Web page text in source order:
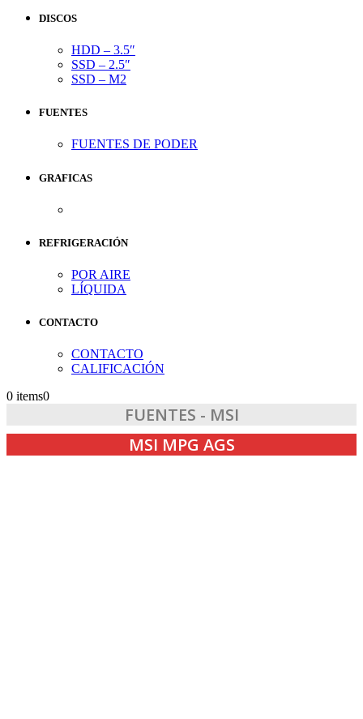
DISCOS
HDD – 3.5″
SSD – 2.5″
SSD – M2
FUENTES
FUENTES DE PODER
GRAFICAS
REFRIGERACIÓN
POR AIRE
LÍQUIDA
CONTACTO
CONTACTO
CALIFICACIÓN
0 items0
FUENTES - MSI
MSI MPG AGS